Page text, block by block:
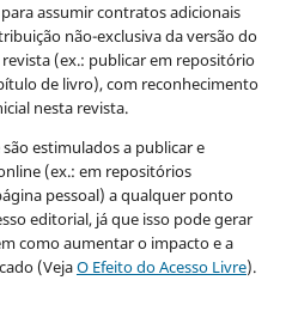
assumir contratos adicionais
não-exclusiva da versão do
(ex.: publicar em repositório
de livro), com reconhecimento
nesta revista.
estimulados a publicar e
(ex.: em repositórios
pessoal) a qualquer ponto
editorial, já que isso pode gerar
como aumentar o impacto e a
(VejaO Efeito do Acesso Livre).